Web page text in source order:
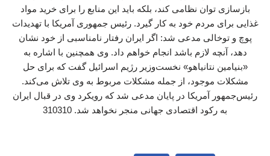
بازسازی توان نظامی کند، بلکه باید این منابع را برای خرید مواد
غذایی برای مردم خود به کار گیرد. رئیس جمهوری آمریکا با تهدیدات
پوچ و توخالی مدعی شد: اگر ایران رفتار نامناسبی از خود نشان
دهد، آنچه لازم باشد انجام خواهم داد. وی همچنین با اشاره به
«بنیامین نتانیاهو» نخست‌وزیر رژیم اسرائیل گفت که برای حل
مشکلات موجود، از جمله مشکلات مربوط به وی تلاش می‌کند.
رئیس‌جمهور آمریکا در پایان مدعی شد که رویکرد وی در قبال ایران
به رکود اقتصادی جهانی منجر نخواهد شد. 310310